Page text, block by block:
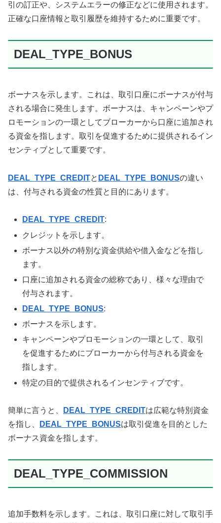
引の訂正や、システムエラーの修正などに使用されます。
正確な口座情報と取引履歴を維持するために重要です。
DEAL_TYPE_BONUS
ボーナスを示します。これは、取引口座にボーナスが付与
される場合に発生します。ボーナスは、キャンペーンやプ
ロモーションの一環としてブローカーから口座に追加され
る資金を指します。取引を促進するために提供されるイン
センティブとして重要です。
DEAL_TYPE_CREDITと DEAL_TYPE_BONUSの違い
は、付与される資金の性質と目的にあります。
DEAL_TYPE_CREDIT:
クレジットを示します。
ボーナス以外の特別な資金供給や借入金などを指し
ます。
口座に追加される資金の総称であり、様々な理由で
付与されます。
DEAL_TYPE_BONUS:
ボーナスを示します。
キャンペーンやプロモーションの一環として、取引
を促進するためにブローカーから付与される資金を
指します。
特定の目的で提供されるインセンティブです。
簡単に言うと、 DEAL_TYPE_CREDITは広範な特別資金
を指し、
DEAL_TYPE_BONUSは取引促進を目的とした
ボーナス資金を指します。
DEAL_TYPE_COMMISSION
追加手数料を示します。これは、取引口座に対して取引手